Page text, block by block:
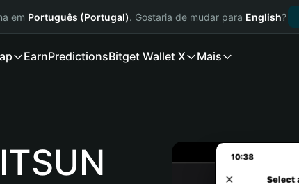
em Português (Portugal). Gostaria de mudar para English?
EarnPredictionsBitget Wallet X Mais